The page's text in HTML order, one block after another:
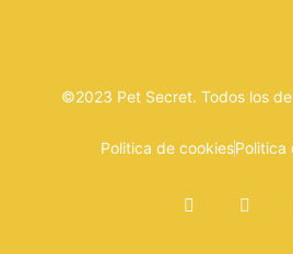
©2023 Pet Secret. Todos los
Politica de cookiesPolitica
F
a
T
w